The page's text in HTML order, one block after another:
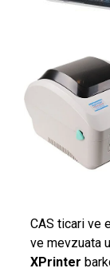
CAS ticari ve
ve mevzuata
XPrinter